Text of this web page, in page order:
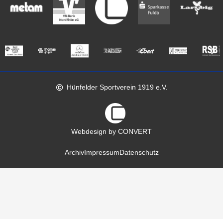
Hünfelder Sportverein 1919 e.V.
Webdesign by CONVERT
ArchivImpressum Datenschutz